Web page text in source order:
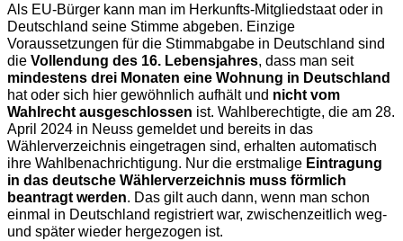
Als EU-Bürger kann man im Herkunfts-Mitgliedstaat oder in
Deutschland seine Stimme abgeben. Einzige
Voraussetzungen für die Stimmabgabe in Deutschland sind
die Vollendung des 16. Lebensjahres, dass man seit
mindestens drei Monaten eine Wohnung in Deutschland
hat oder sich hier gewöhnlich aufhält und nicht vom
Wahlrecht ausgeschlossen ist. Wahlberechtigte, die am 28.
April 2024 in Neuss gemeldet und bereits in das
Wählerverzeichnis eingetragen sind, erhalten automatisch
ihre Wahlbenachrichtigung. Nur die erstmalige Eintragung
in das deutsche Wählerverzeichnis muss förmlich
beantragt werden. Das gilt auch dann, wenn man schon
einmal in Deutschland registriert war, zwischenzeitlich weg-
und später wieder hergezogen ist.